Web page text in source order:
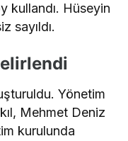
kullandı. Hüseyin
sayıldı.
Yönetim
Mehmet Deniz
kurulunda